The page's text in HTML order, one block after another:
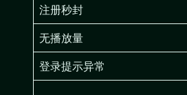
注册秒封
无播放量
登录提示异常